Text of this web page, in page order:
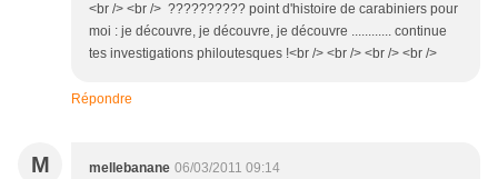
<br /> <br /> ?????????? point d'histoire de carabiniers pour
moi : je découvre, je découvre, je découvre ............ continue
tes investigations philoutesques !<br /> <br /> <br /> <br />
Répondre
M mellebanane 06/03/2011 09:14